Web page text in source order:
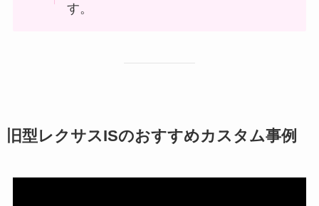
す。
旧型レクサスISのおすすめカスタム事例